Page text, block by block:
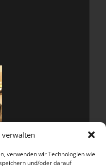
verwenden wir Technologien wie
und/oder darauf